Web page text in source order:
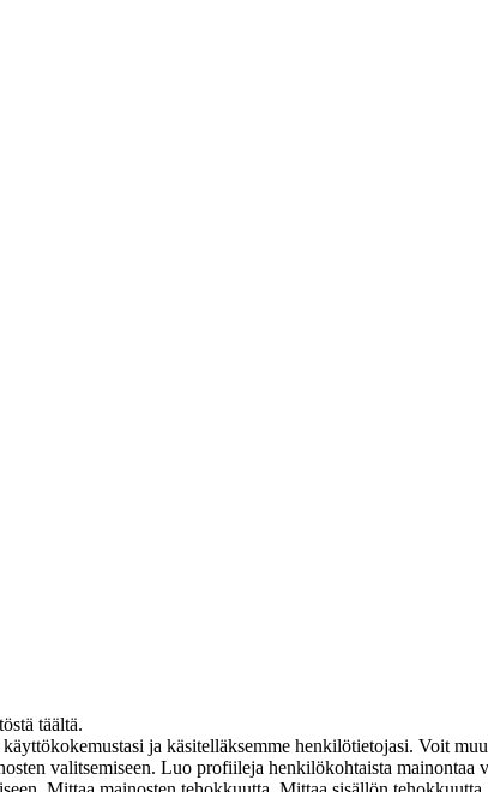
täältä.
ja käsitelläksemme henkilötietojasi. Voit
valitsemiseen. Luo profiileja henkilökohtaista